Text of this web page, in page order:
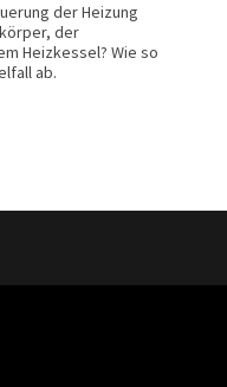
der Heizung
der
Heizkessel? Wie so
ab.